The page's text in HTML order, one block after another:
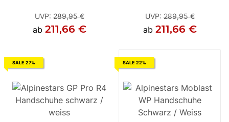
UVP:289,95 €
ab 211,66 €
UVP:289,95 €
ab211,66 €
UVP:289,95 €
ab 211,66 €
SALE 27% SALE 22%